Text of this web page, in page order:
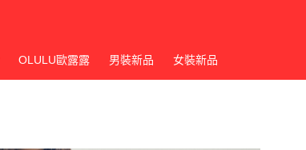
OLULU歐露露 男裝新品 女裝新品